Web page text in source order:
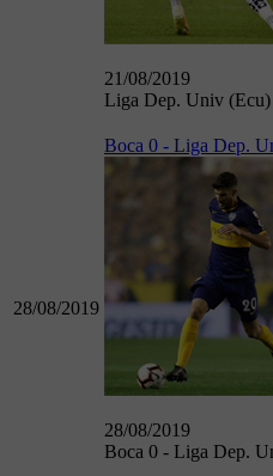
21/08/2019
Liga Dep. Univ
28/08/2019
Boca 0 - Liga Dep.
28/08/2019
Boca 0 - Liga Dep.